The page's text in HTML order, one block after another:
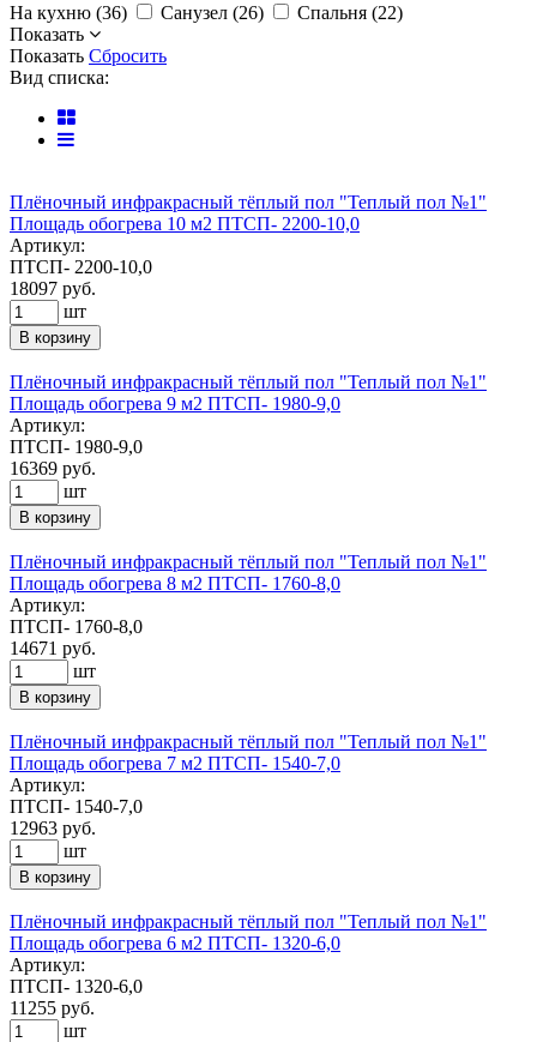
На кухню (36)
Санузел (26)
Спальня (22)
Показать
Показать Сбросить
Вид списка:
Плёночный инфракрасный тёплый пол "Теплый пол №1"
Площадь обогрева 10 м2 ПТСП- 2200-10,0
Артикул:
ПТСП- 2200-10,0
18097 руб.
шт
В корзину
Плёночный инфракрасный тёплый пол "Теплый пол №1"
Площадь обогрева 9 м2 ПТСП- 1980-9,0
Артикул:
ПТСП- 1980-9,0
16369 руб.
шт
В корзину
Плёночный инфракрасный тёплый пол "Теплый пол №1"
Площадь обогрева 8 м2 ПТСП- 1760-8,0
Артикул:
ПТСП- 1760-8,0
14671 руб.
шт
В корзину
Плёночный инфракрасный тёплый пол "Теплый пол №1"
Площадь обогрева 7 м2 ПТСП- 1540-7,0
Артикул:
ПТСП- 1540-7,0
12963 руб.
шт
В корзину
Плёночный инфракрасный тёплый пол "Теплый пол №1"
Площадь обогрева 6 м2 ПТСП- 1320-6,0
Артикул:
ПТСП- 1320-6,0
11255 руб.
шт